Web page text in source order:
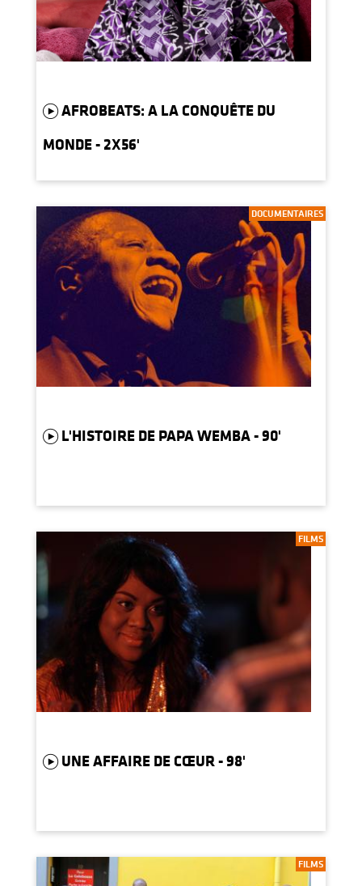
AFROBEATS: A LA CONQUÊTE DU
MONDE - 2X56'
DOCUMENTAIRES
L'HISTOIRE DE PAPA WEMBA - 90'
FILMS
UNE AFFAIRE DE CŒUR - 98'
FILMS